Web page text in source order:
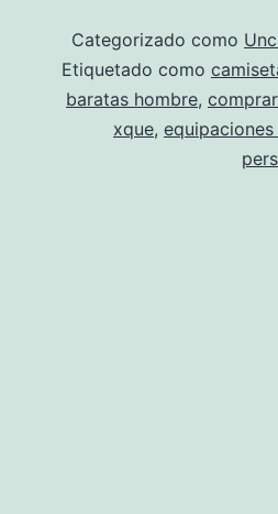
Categorizado como
Etiquetado como
baratas hombre,
xque,